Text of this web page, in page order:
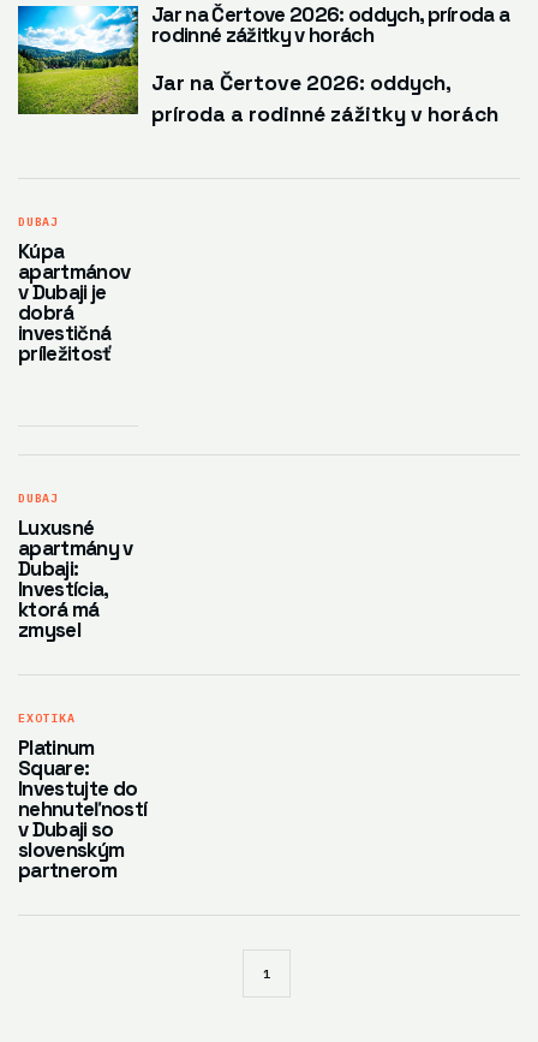
Jar na Čertove 2026: oddych, príroda a
rodinné zážitky v horách
Jar na Čertove 2026: oddych,
príroda a rodinné zážitky v horách
DUBAJ
Kúpa
apartmánov
v Dubaji je
dobrá
investičná
príležitosť
DUBAJ
Luxusné
apartmány v
Dubaji:
Investícia,
ktorá má
zmysel
EXOTIKA
Platinum
Square:
Investujte do
nehnuteľností
v Dubaji so
slovenským
partnerom
1